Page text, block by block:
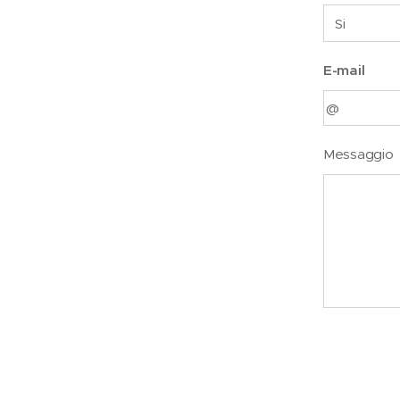
E-mail
Messaggio